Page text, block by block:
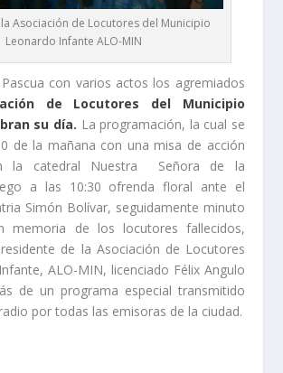
Asociación de Locutores del Municipio
Leonardo Infante ALO-MIN
con varios actos los agremiados
de Locutores del Municipio
su día. La programación, la cual se
de la mañana con una misa de acción
la catedral Nuestra Señora de la
a las 10:30 ofrenda floral ante el
Simón Bolívar, seguidamente minuto
memoria de los locutores fallecidos,
de la Asociación de Locutores
ALO-MIN, licenciado Félix Angulo
de un programa especial transmitido
por todas las emisoras de la ciudad.